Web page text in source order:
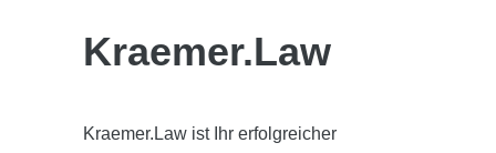
Kraemer.Law
Kraemer.Law ist Ihr erfolgreicher